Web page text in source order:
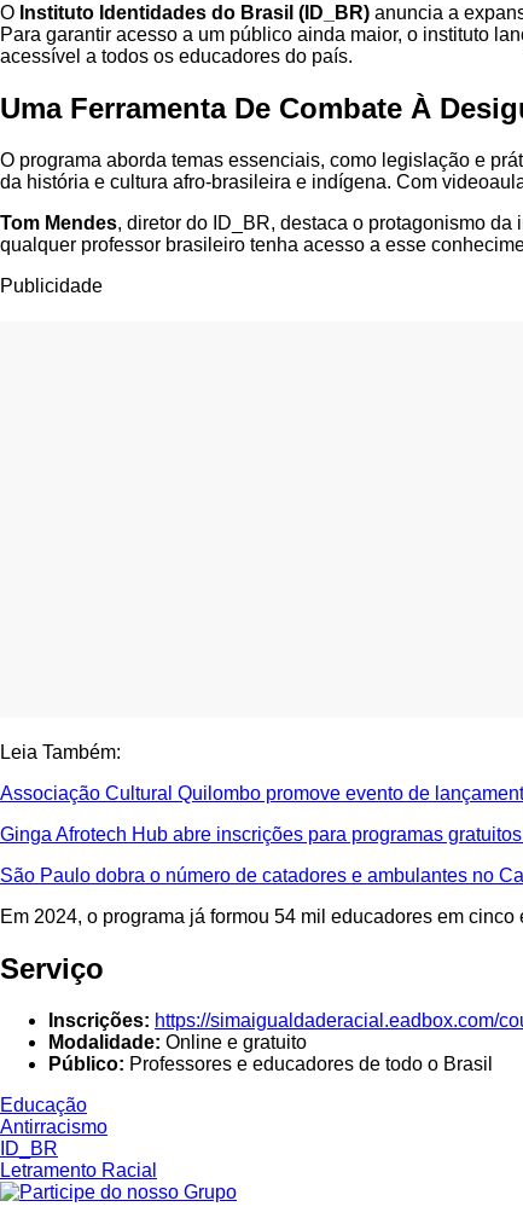
O Instituto Identidades do Brasil (ID_BR) anuncia a
Para garantir acesso a um público ainda maior, o instituto
acessível a todos os educadores do país.
Uma Ferramenta De Combate À
O programa aborda temas essenciais, como legislação e
da história e cultura afro-brasileira e indígena. Com
Tom Mendes, diretor do ID_BR, destaca o protagonismo
qualquer professor brasileiro tenha acesso a esse
Publicidade
Leia Também:
Associação Cultural Quilombo promove evento de
Ginga Afrotech Hub abre inscrições para programas
São Paulo dobra o número de catadores e ambulantes no
Em 2024, o programa já formou 54 mil educadores em
Serviço
Inscrições: https://simaigualdaderacial.eadbox.com/
Modalidade: Online e gratuito
Público: Professores e educadores de todo o Brasil
Educação
Antirracismo
ID_BR
Letramento Racial